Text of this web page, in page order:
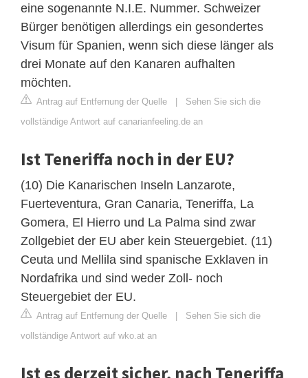
eine sogenannte N.I.E. Nummer. Schweizer
Bürger benötigen allerdings ein gesondertes
Visum für Spanien, wenn sich diese länger als
drei Monate auf den Kanaren aufhalten
möchten.
Antrag auf Entfernung der Quelle | Sehen Sie sich die
vollständige Antwort auf canarianfeeling.de an
Ist Teneriffa noch in der EU?
(10) Die Kanarischen Inseln Lanzarote,
Fuerteventura, Gran Canaria, Teneriffa, La
Gomera, El Hierro und La Palma sind zwar
Zollgebiet der EU aber kein Steuergebiet. (11)
Ceuta und Mellila sind spanische Exklaven in
Nordafrika und sind weder Zoll- noch
Steuergebiet der EU.
Antrag auf Entfernung der Quelle | Sehen Sie sich die
vollständige Antwort auf wko.at an
Ist es derzeit sicher, nach Teneriffa